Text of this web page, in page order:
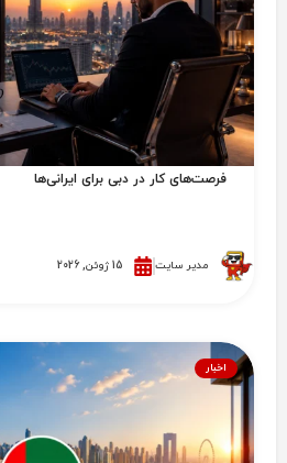
فرصت‌های کار در دبی برای ایرانی‌ها
مدیر سایت 15 ژوئن, 2026
اخبار